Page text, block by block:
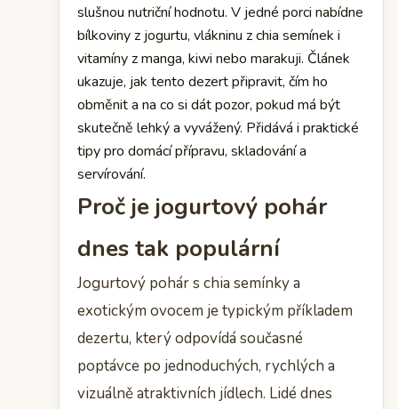
slušnou nutriční hodnotu. V jedné porci nabídne
bílkoviny z jogurtu, vlákninu z chia semínek i
vitamíny z manga, kiwi nebo marakuji. Článek
ukazuje, jak tento dezert připravit, čím ho
obměnit a na co si dát pozor, pokud má být
skutečně lehký a vyvážený. Přidává i praktické
tipy pro domácí přípravu, skladování a
servírování.
Proč je jogurtový pohár
dnes tak populární
Jogurtový pohár s chia semínky a
exotickým ovocem je typickým příkladem
dezertu, který odpovídá současné
poptávce po jednoduchých, rychlých a
vizuálně atraktivních jídlech. Lidé dnes